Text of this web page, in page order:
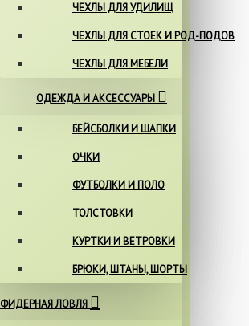
ЧЕХЛЫ ДЛЯ УДИЛИЩ
ЧЕХЛЫ ДЛЯ СТОЕК И РОД-ПОДОВ
ЧЕХЛЫ ДЛЯ МЕБЕЛИ
ОДЕЖДА И АКСЕССУАРЫ
БЕЙСБОЛКИ И ШАПКИ
ОЧКИ
ФУТБОЛКИ И ПОЛО
ТОЛСТОВКИ
КУРТКИ И ВЕТРОВКИ
БРЮКИ, ШТАНЫ, ШОРТЫ
ФИДЕРНАЯ ЛОВЛЯ